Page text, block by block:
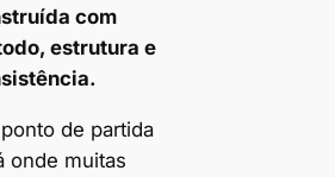
com
estrutura e
de partida
onde muitas